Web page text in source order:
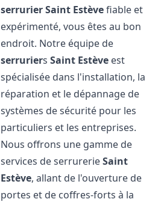
serrurierSaint Estèvefiable et
expérimenté, vous êtes au bon
endroit. Notre équipe de
serruriersSaint Estève est
spécialisée dans l'installation, la
réparation et le dépannage de
systèmes de sécurité pour les
particuliers et les entreprises.
Nous offrons une gamme de
services de serrurerieSaint
Estève, allant de l'ouverture de
portes et de coffres-forts à la